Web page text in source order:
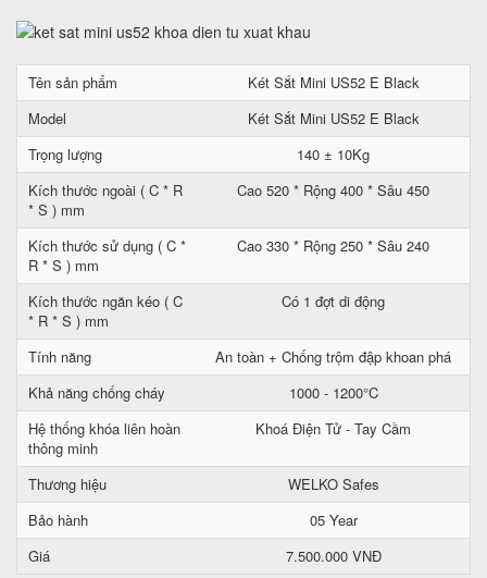
Tên sản phẩm
Két Sắt Mini US52 E Black
Model
Két Sắt Mini US52 E Black
Trọng lượng
140 ± 10Kg
Kích thước ngoài ( C * R
* S ) mm
Cao 520 * Rộng 400 * Sâu 450
Kích thước sử dụng ( C *
R * S ) mm
Cao 330 * Rộng 250 * Sâu 240
Kích thước ngăn kéo ( C
* R * S ) mm
Có 1 đợt di động
Tính năng
An toàn + Chống trộm đập khoan phá
Khả năng chống cháy
1000 - 1200°C
Hệ thống khóa liên hoàn
thông minh
Khoá Điện Tử - Tay Cầm
Thương hiệu
WELKO Safes
Bảo hành
05 Year
Giá
7.500.000 VNĐ